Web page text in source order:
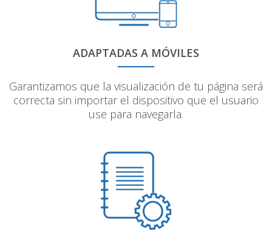
ADAPTADAS A MÓVILES
Garantizamos que la visualización de tu página será
correcta sin importar el dispositivo que el usuario
use para navegarla.